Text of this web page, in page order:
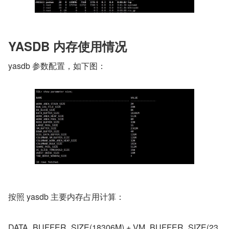
YASDB 内存使用情况
yasdb 参数配置，如下图：
按照 yasdb 主要内存占用计算：